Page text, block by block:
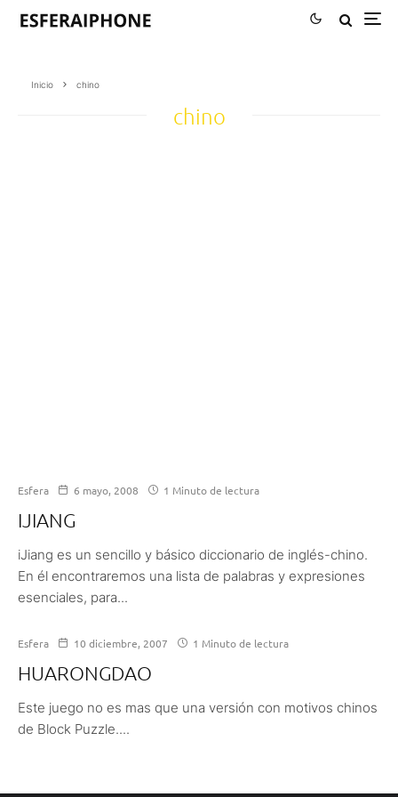
Inicio chino
chino
Esfera 6 mayo, 2008 1 Minuto de lectura
IJIANG
iJiang es un sencillo y básico diccionario de inglés-chino.
En él encontraremos una lista de palabras y expresiones
esenciales, para...
Esfera 10 diciembre, 2007 1 Minuto de lectura
HUARONGDAO
Este juego no es mas que una versión con motivos chinos
de Block Puzzle....